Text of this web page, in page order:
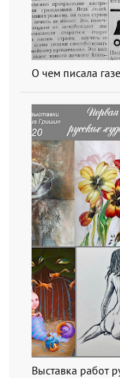
О чем писала
Выставка работ